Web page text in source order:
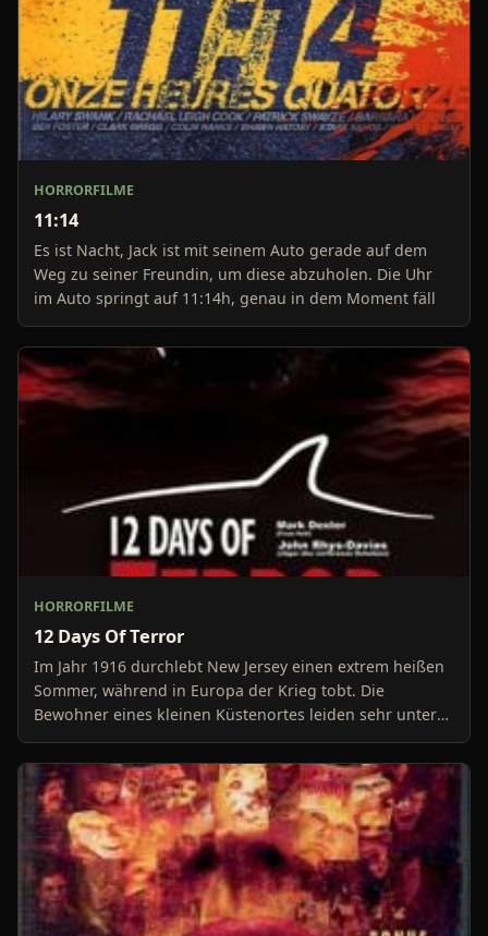
HORRORFILME
11:14
Es ist Nacht, Jack ist mit seinem Auto gerade auf dem
Weg zu seiner Freundin, um diese abzuholen. Die Uhr
im Auto springt auf 11:14h, genau in dem Moment fäll
HORRORFILME
12 Days Of Terror
Im Jahr 1916 durchlebt New Jersey einen extrem heißen
Sommer, während in Europa der Krieg tobt. Die
Bewohner eines kleinen Küstenortes leiden sehr unter
der